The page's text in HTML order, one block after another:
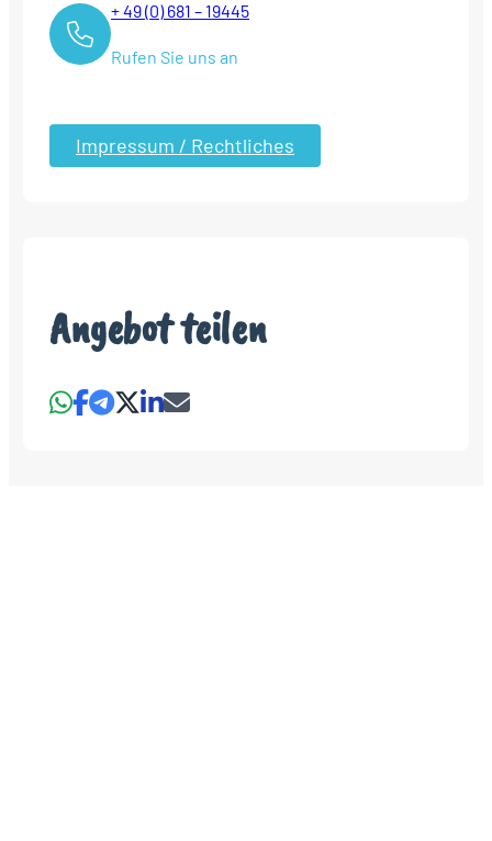
+ 49 (0) 681 – 19445
Rufen Sie uns an
Impressum / Rechtliches
Angebot teilen